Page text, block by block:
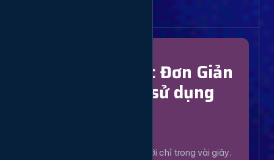
Chỉ Với 4 Bước Đơn Giản
để bắt đầu sử dụng
Tạo tài khoản mới chỉ trong vài giây.